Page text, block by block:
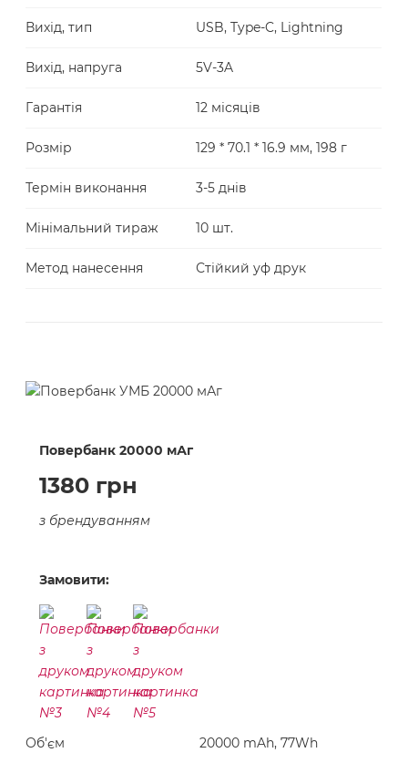
Вихід, тип USB, Type-C, Lightning
Вихід, напруга 5V-3A
Гарантія 12 місяців
Розмір 129 * 70.1 * 16.9 мм, 198 г
Термін виконання 3-5 днів
Мінімальний тираж 10 шт.
Метод нанесення Стійкий уф друк
Повербанк 20000 мАг
1380 грн
з брендуванням
Замовити:
Об'єм 20000 mAh, 77Wh